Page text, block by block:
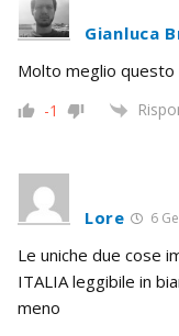
Gianluca
Molto meglio
-1
Lore 6
Le uniche due cose
ITALIA leggibile in
meno